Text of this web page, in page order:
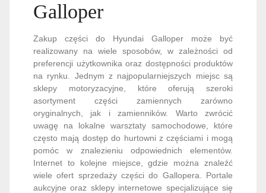
Galloper
Zakup części do Hyundai Galloper może być
realizowany na wiele sposobów, w zależności od
preferencji użytkownika oraz dostępności produktów
na rynku. Jednym z najpopularniejszych miejsc są
sklepy motoryzacyjne, które oferują szeroki
asortyment części zamiennych zarówno
oryginalnych, jak i zamienników. Warto zwrócić
uwagę na lokalne warsztaty samochodowe, które
często mają dostęp do hurtowni z częściami i mogą
pomóc w znalezieniu odpowiednich elementów.
Internet to kolejne miejsce, gdzie można znaleźć
wiele ofert sprzedaży części do Gallopera. Portale
aukcyjne oraz sklepy internetowe specjalizujące się